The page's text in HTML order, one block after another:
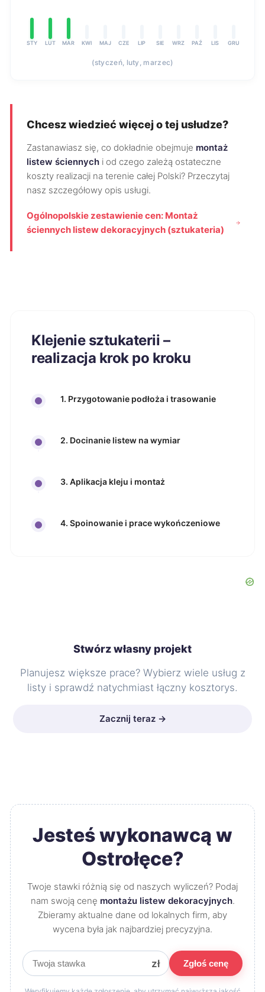
STY LUT MAR KWI MAJ CZE LIP SIE WRZ PAŹ LIS GRU
(styczeń, luty, marzec)
Chcesz wiedzieć więcej o tej usłudze?
Zastanawiasz się, co dokładnie obejmuje montaż
listew ściennych i od czego zależą ostateczne
koszty realizacji na terenie całej Polski? Przeczytaj
nasz szczegółowy opis usługi.
Ogólnopolskie zestawienie cen: Montaż
ściennych listew dekoracyjnych (sztukateria)
Klejenie sztukaterii –
realizacja krok po kroku
1. Przygotowanie podłoża i trasowanie
2. Docinanie listew na wymiar
3. Aplikacja kleju i montaż
4. Spoinowanie i prace wykończeniowe
Stwórz własny projekt
Planujesz większe prace? Wybierz wiele usług z
listy i sprawdź natychmiast łączny kosztorys.
Zacznij teraz →
Jesteś wykonawcą w
Ostrołęce?
Twoje stawki różnią się od naszych wyliczeń? Podaj
nam swoją cenę montażu listew dekoracyjnych.
Zbieramy aktualne dane od lokalnych firm, aby
wycena była jak najbardziej precyzyjna.
zł Zgłoś cenę